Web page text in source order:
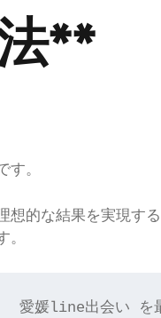
**
す。
想的な結果を実現す
。
愛媛line出会い を最